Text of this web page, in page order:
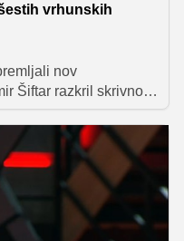
vrhunskih
nov
Šiftar razkril skrivnosti
so se preizkusili
so navdušili,